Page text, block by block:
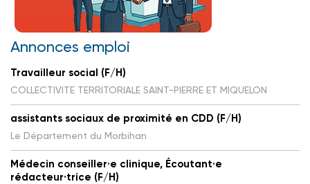
Annonces emploi
Travailleur social (F/H)
COLLECTIVITE TERRITORIALE SAINT-PIERRE ET MIQUELON
assistants sociaux de proximité en CDD (F/H)
Le Département du Morbihan
Médecin conseiller·e clinique, Écoutant·e
rédacteur·trice (F/H)